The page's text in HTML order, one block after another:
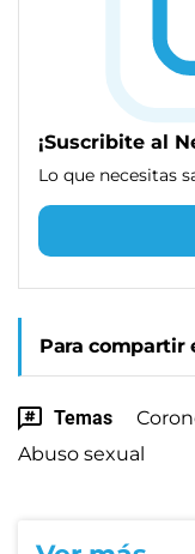
¡Suscribite al
Lo que necesitas
Para compartir
Temas
Abuso sexual